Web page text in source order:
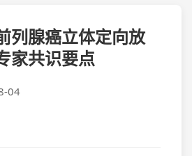
列腺癌立体定向放
家共识要点
04